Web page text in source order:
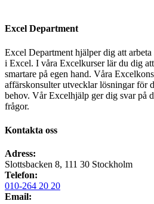
Excel Department
Excel Department hjälper dig att arbeta
i Excel. I våra Excelkurser lär du dig
smartare på egen hand. Våra
affärskonsulter utvecklar lösningar för
behov. Vår Excelhjälp ger dig svar på
frågor.
Kontakta oss
Adress:
Slottsbacken 8, 111 30 Stockholm
Telefon:
010-264 20 20
Email: